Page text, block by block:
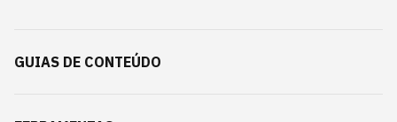
GUIAS DE CONTEÚDO